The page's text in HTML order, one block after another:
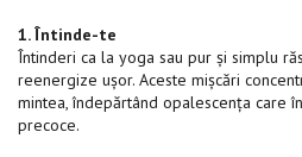
1. Întinde-te
Întinderi ca la yoga sau pur și simplu
reenergize ușor. Aceste mișcări
mintea, îndepărtând opalescența care
precoce.